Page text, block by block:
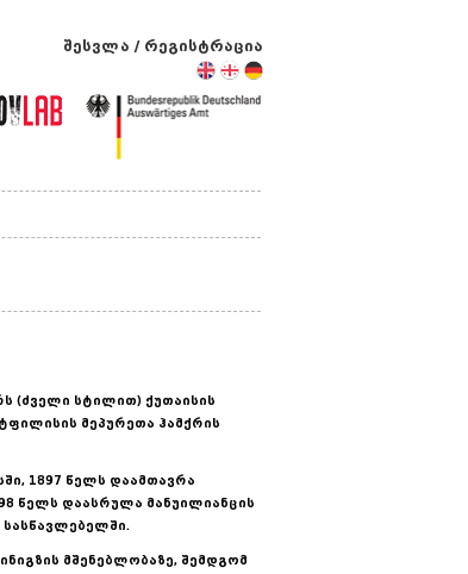
შესვლა / რეგისტრაცია
(ძველი სტილით) ქუთაისის
მეპურეთა ჰამქრის
1897 წელს დაამთავრა
წელს დაასრულა მანუილიანცის
სასწავლებელში.
მშენებლობაზე, შემდგომ